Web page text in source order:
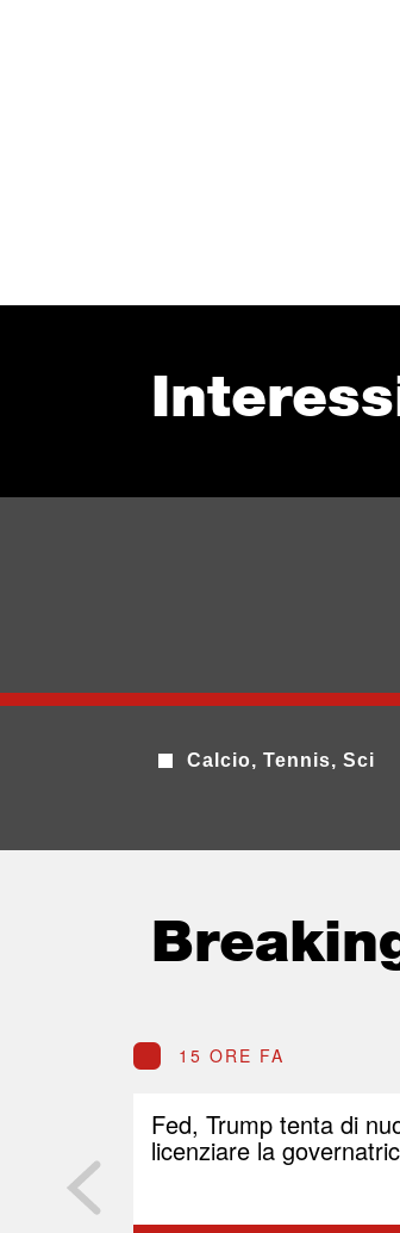
Calcio, Tennis, Sci
15 ORE FA
Fed, Trump tenta di
licenziare la